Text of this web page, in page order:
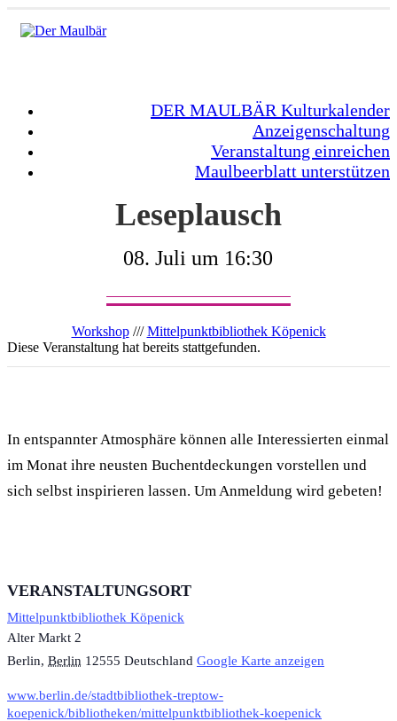
DER MAULBÄR Kulturkalender
Anzeigenschaltung
Veranstaltung einreichen
Maulbeerblatt unterstützen
Leseplausch
08. Juli um 16:30
Workshop ///Mittelpunktbibliothek Köpenick
Diese Veranstaltung hat bereits stattgefunden.
In entspannter Atmosphäre können alle Interessierten einmal
im Monat ihre neusten Buchentdeckungen vorstellen und
sich selbst inspirieren lassen. Um Anmeldung wird gebeten!
VERANSTALTUNGSORT
Mittelpunktbibliothek Köpenick
Alter Markt 2
Berlin, Berlin 12555 Deutschland Google Karte anzeigen
www.berlin.de/stadtbibliothek-treptow-
koepenick/bibliotheken/mittelpunktbibliothek-koepenick